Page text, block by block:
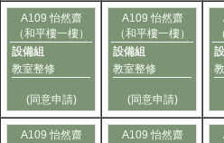
A109 怡然齋
（和平樓一樓）
設備組
教室整修
(同意申請)
A109 怡然齋
（和平樓一樓）
設備組
教室整修
(同意申請)
A109 怡然齋
A109 怡然齋